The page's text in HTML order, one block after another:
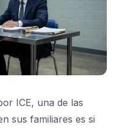
ICE, una de las
sus familiares es si